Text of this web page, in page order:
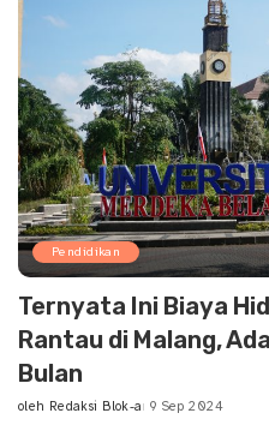
Pendidikan
Ternyata Ini Biaya
Rantau di Malang,
Bulan
Posted
oleh Redaksi Blok-a 9 Sep 2024